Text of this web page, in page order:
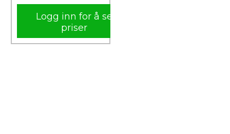
Logg inn for å se
priser